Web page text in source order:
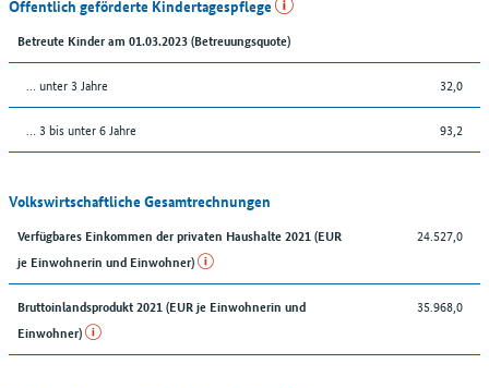
Öffentlich geförderte Kindertagespflege
Betreute Kinder am 01.03.2023 (Betreuungsquote)
… unter 3 Jahre 32,0
… 3 bis unter 6 Jahre 93,2
Volkswirtschaftliche Gesamtrechnungen
Verfügbares Einkommen der privaten Haushalte 2021 (EUR
je Einwohnerin und Einwohner)
24.527,0
Bruttoinlandsprodukt 2021 (EUR je Einwohnerin und
Einwohner)
35.968,0